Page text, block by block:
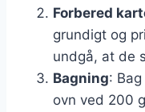
Forbered
grundigt og
undgå, at de
Bagning:
ovn ved 200